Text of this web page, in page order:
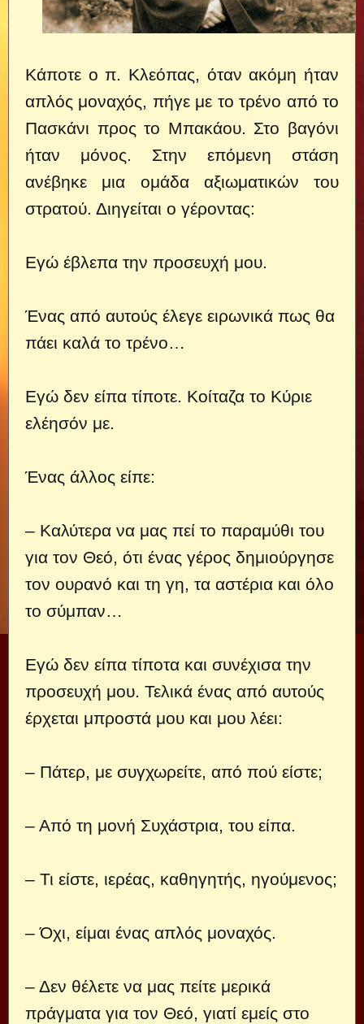
Κάποτε ο π. Κλεόπας, όταν ακόμη ήταν
απλός μοναχός, πήγε με το τρένο από το
Πασκάνι προς το Μπακάου. Στο βαγόνι
ήταν μόνος. Στην επόμενη στάση
ανέβηκε μια ομάδα αξιωματικών του
στρατού. Διηγείται ο γέροντας:
Εγώ έβλεπα την προσευχή μου.
Ένας από αυτούς έλεγε ειρωνικά πως θα
πάει καλά το τρένο…
Εγώ δεν είπα τίποτε. Κοίταζα το Κύριε
ελέησόν με.
Ένας άλλος είπε:
– Καλύτερα να μας πεί το παραμύθι του
για τον Θεό, ότι ένας γέρος δημιούργησε
τον ουρανό και τη γη, τα αστέρια και όλο
το σύμπαν…
Εγώ δεν είπα τίποτα και συνέχισα την
προσευχή μου. Τελικά ένας από αυτούς
έρχεται μπροστά μου και μου λέει:
– Πάτερ, με συγχωρείτε, από πού είστε;
– Από τη μονή Συχάστρια, του είπα.
– Τι είστε, ιερέας, καθηγητής, ηγούμενος;
– Όχι, είμαι ένας απλός μοναχός.
– Δεν θέλετε να μας πείτε μερικά
πράγματα για τον Θεό, γιατί εμείς στο